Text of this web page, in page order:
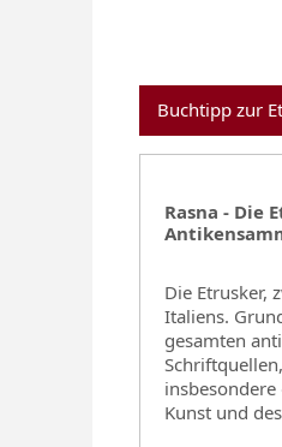
Buchtipp zur
Rasna - Die
Die Etrusker,
Italiens.
gesamten
Kunst und